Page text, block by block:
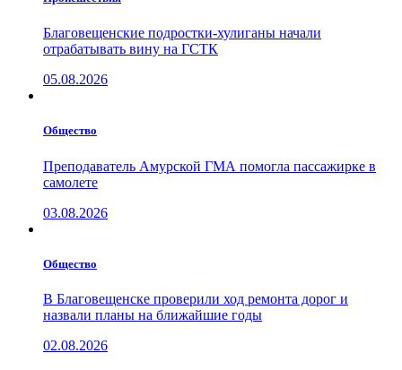
Благовещенские подростки-хулиганы начали
отрабатывать вину на ГСТК
05.08.2026
Общество
Преподаватель Амурской ГМА помогла пассажирке в
самолете
03.08.2026
Общество
В Благовещенске проверили ход ремонта дорог и
назвали планы на ближайшие годы
02.08.2026